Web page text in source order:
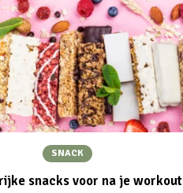
SNACK
snacks voor na je workout